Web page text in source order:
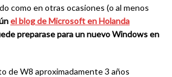
como en otras ocasiones (o al menos
el blog de Microsoft en Holanda
preparase para un nuevo Windows en
de W8 aproximadamente 3 años